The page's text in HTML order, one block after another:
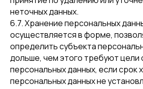
неточных данных.
6.7. Хранение персональных
осуществляется в форме,
определить субъекта
дольше, чем этого требуют цели
персональных данных, если срок
персональных данных не